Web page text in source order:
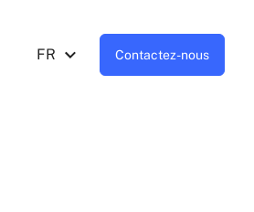
Contactez-nous
FR